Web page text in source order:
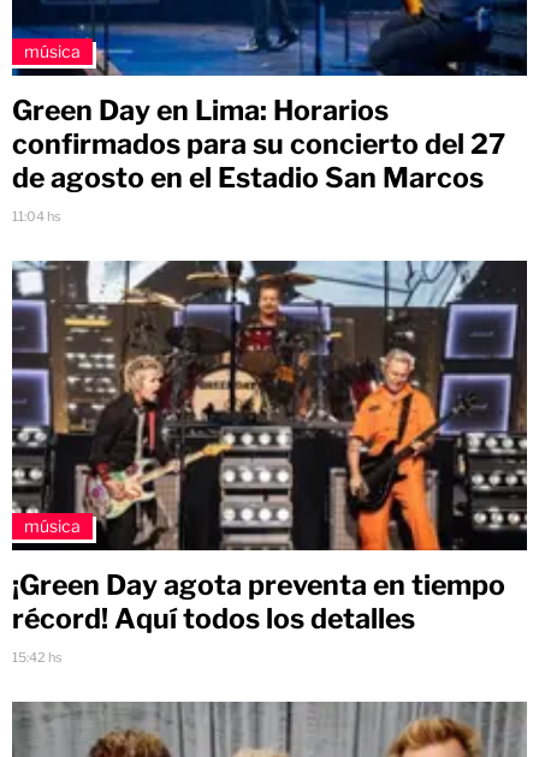
música
Green Day en Lima: Horarios
confirmados para su concierto del 27
de agosto en el Estadio San Marcos
11:04 hs
música
¡Green Day agota preventa en tiempo
récord! Aquí todos los detalles
15:42 hs